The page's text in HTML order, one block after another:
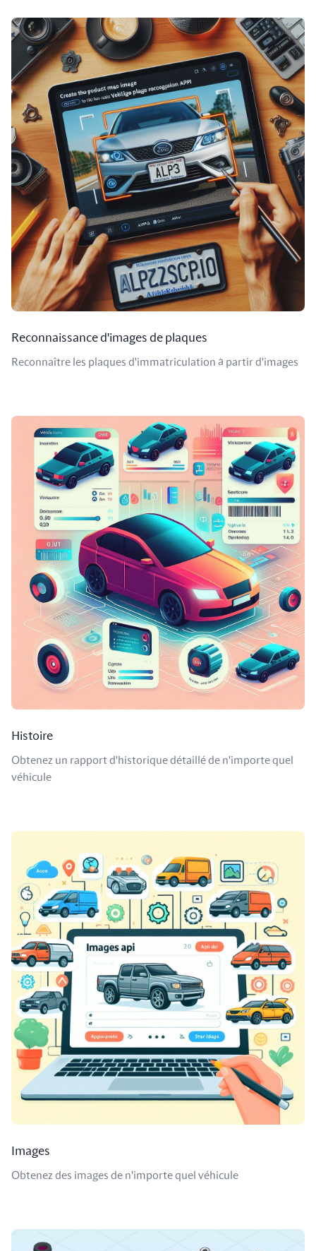
Reconnaissance d'images de plaques
Reconnaître les plaques d'immatriculation à partir d'images
Histoire
Obtenez un rapport d'historique détaillé de n'importe quel
véhicule
Images
Obtenez des images de n'importe quel véhicule